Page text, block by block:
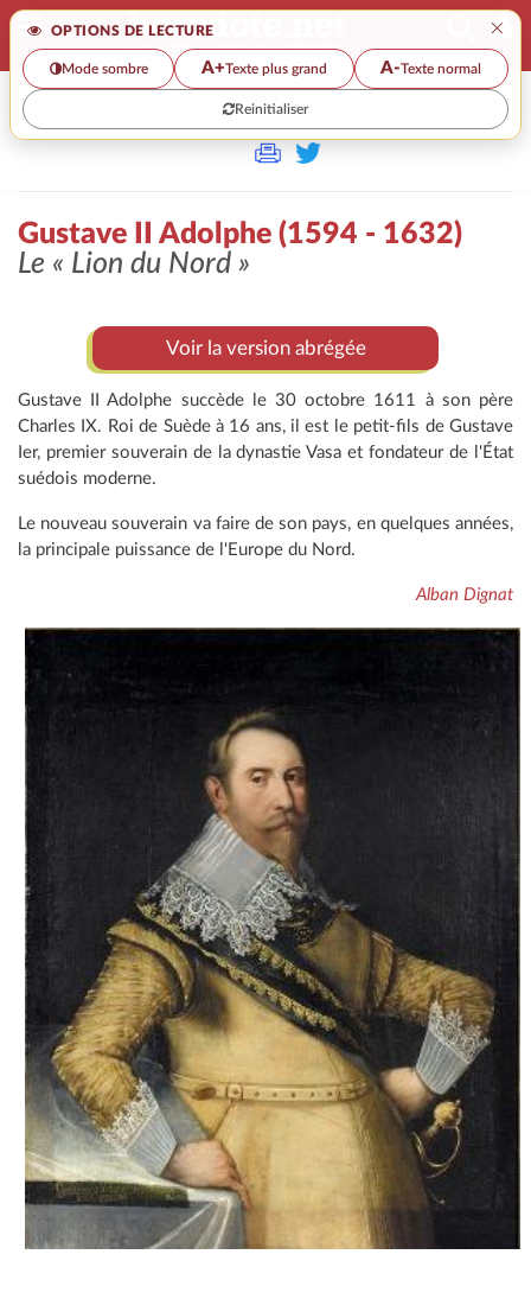
OPTIONS DE LECTURE ×
Mode sombre A+Texte plus grand A-Texte normal
Reinitialiser
>> GUSTAVE II ADOLPHE (1594 - 1632)
Gustave II Adolphe (1594 - 1632)
Le « Lion du Nord »
Voir la version abrégée
Gustave II Adolphe succède le 30 octobre 1611 à son père
Charles IX. Roi de Suède à 16 ans, il est le petit-fils de Gustave
Ier, premier souverain de la dynastie Vasa et fondateur de l'État
suédois moderne.
Le nouveau souverain va faire de son pays, en quelques années,
la principale puissance de l'Europe du Nord.
Alban Dignat